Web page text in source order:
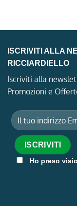
ISCRIVITI ALLA
RICCIARDIELLO
Iscriviti alla
Promozioni e
Ho preso